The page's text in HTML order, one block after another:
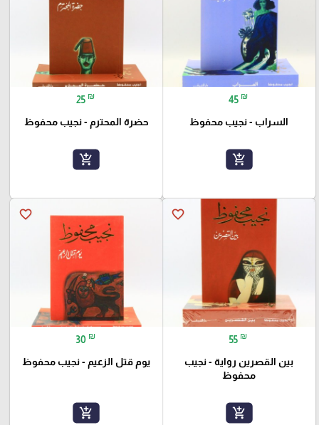
45 ₪
السراب - نجيب محفوظ
add_shopping_cart
25 ₪
حضرة المحترم - نجيب محفوظ
add_shopping_cart
favorite_border
55 ₪
بين القصرين رواية - نجيب
محفوظ
add_shopping_cart
favorite_border
30 ₪
يوم قتل الزعيم - نجيب محفوظ
add_shopping_cart